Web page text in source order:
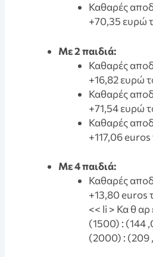
Καθαρές
+70,35 ευρώ
Με 2 παιδιά:
Καθαρές
+16,82 ευρώ
Καθαρές
+71,54 ευρώ
Καθαρές
+117,06
Με 4 παιδιά:
Καθαρές
+13,80 euros
<< li > Κα θ αρ
(1500) : (144
(2000) : (209